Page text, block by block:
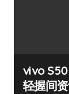
vivo
轻握间